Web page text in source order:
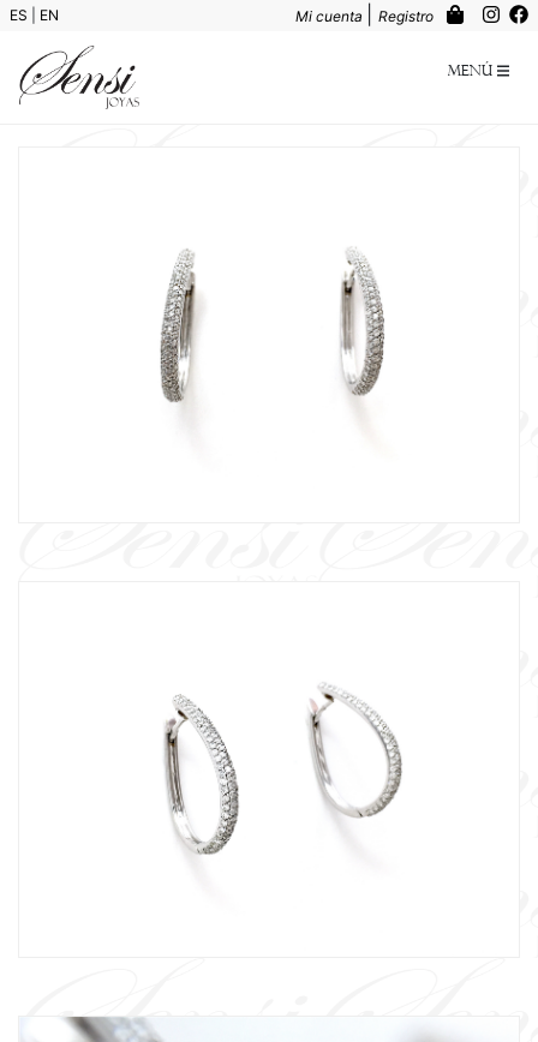
ES EN Mi cuenta Registro
Menú